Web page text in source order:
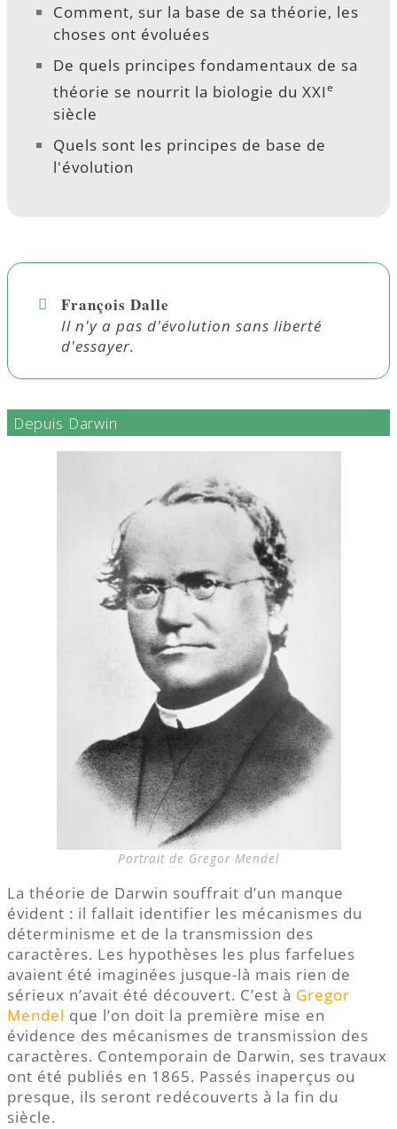
Comment, sur la base de sa théorie, les
choses ont évoluées
De quels principes fondamentaux de sa
théorie se nourrit la biologie du XXIe
siècle
Quels sont les principes de base de
l'évolution
François Dalle
Il n'y a pas d'évolution sans liberté
d'essayer.
Depuis Darwin
Portrait de Gregor Mendel
La théorie de Darwin souffrait d’un manque
évident : il fallait identifier les mécanismes du
déterminisme et de la transmission des
caractères. Les hypothèses les plus farfelues
avaient été imaginées jusque-là mais rien de
sérieux n’avait été découvert. C’est à Gregor
Mendel que l’on doit la première mise en
évidence des mécanismes de transmission des
caractères. Contemporain de Darwin, ses travaux
ont été publiés en 1865. Passés inaperçus ou
presque, ils seront redécouverts à la fin du
siècle.